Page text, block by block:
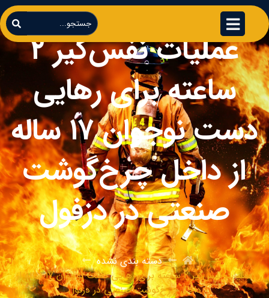
عملیات نفس‌گیر ۲
ساعته برای رهایی
دست نوجوان ۱۷ ساله
از داخل چرخ‌گوشت
صنعتی در دزفول
دسته بندی نشده
عملیات نفس‌گیر ۲ ساعته برای رهایی دست نوجوان ۱۷ ساله از
داخل چرخ‌گوشت صنعتی در دزفول